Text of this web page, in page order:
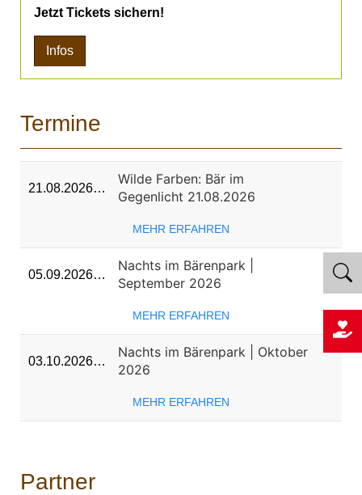
Jetzt Tickets sichern!
Infos
Termine
21.08.2026…
Wilde Farben: Bär im
Gegenlicht 21.08.2026
MEHR ERFAHREN
05.09.2026…
Nachts im Bärenpark |
September 2026
MEHR ERFAHREN
03.10.2026…
Nachts im Bärenpark | Oktober
2026
MEHR ERFAHREN
Partner